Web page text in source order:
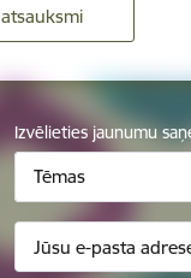
Izvēlieties jaunumu
Tēmas